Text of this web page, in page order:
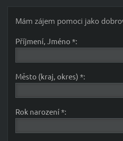
Mám zájem pomoci jako
Příjmení, Jméno *:
Město (kraj, okres) *:
Rok narození *: